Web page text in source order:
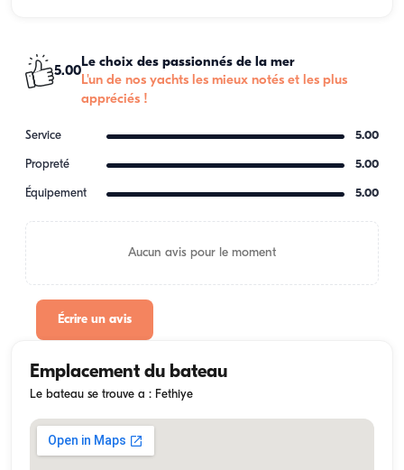
5.00
Le choix des passionnés de la mer
L'un de nos yachts les mieux notés et les plus
appréciés !
Service 5.00
Propreté 5.00
Équipement 5.00
Aucun avis pour le moment
Écrire un avis
Emplacement du bateau
Le bateau se trouve a : Fethiye